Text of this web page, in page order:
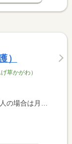
）
草かがわ）
間額を表示しています。